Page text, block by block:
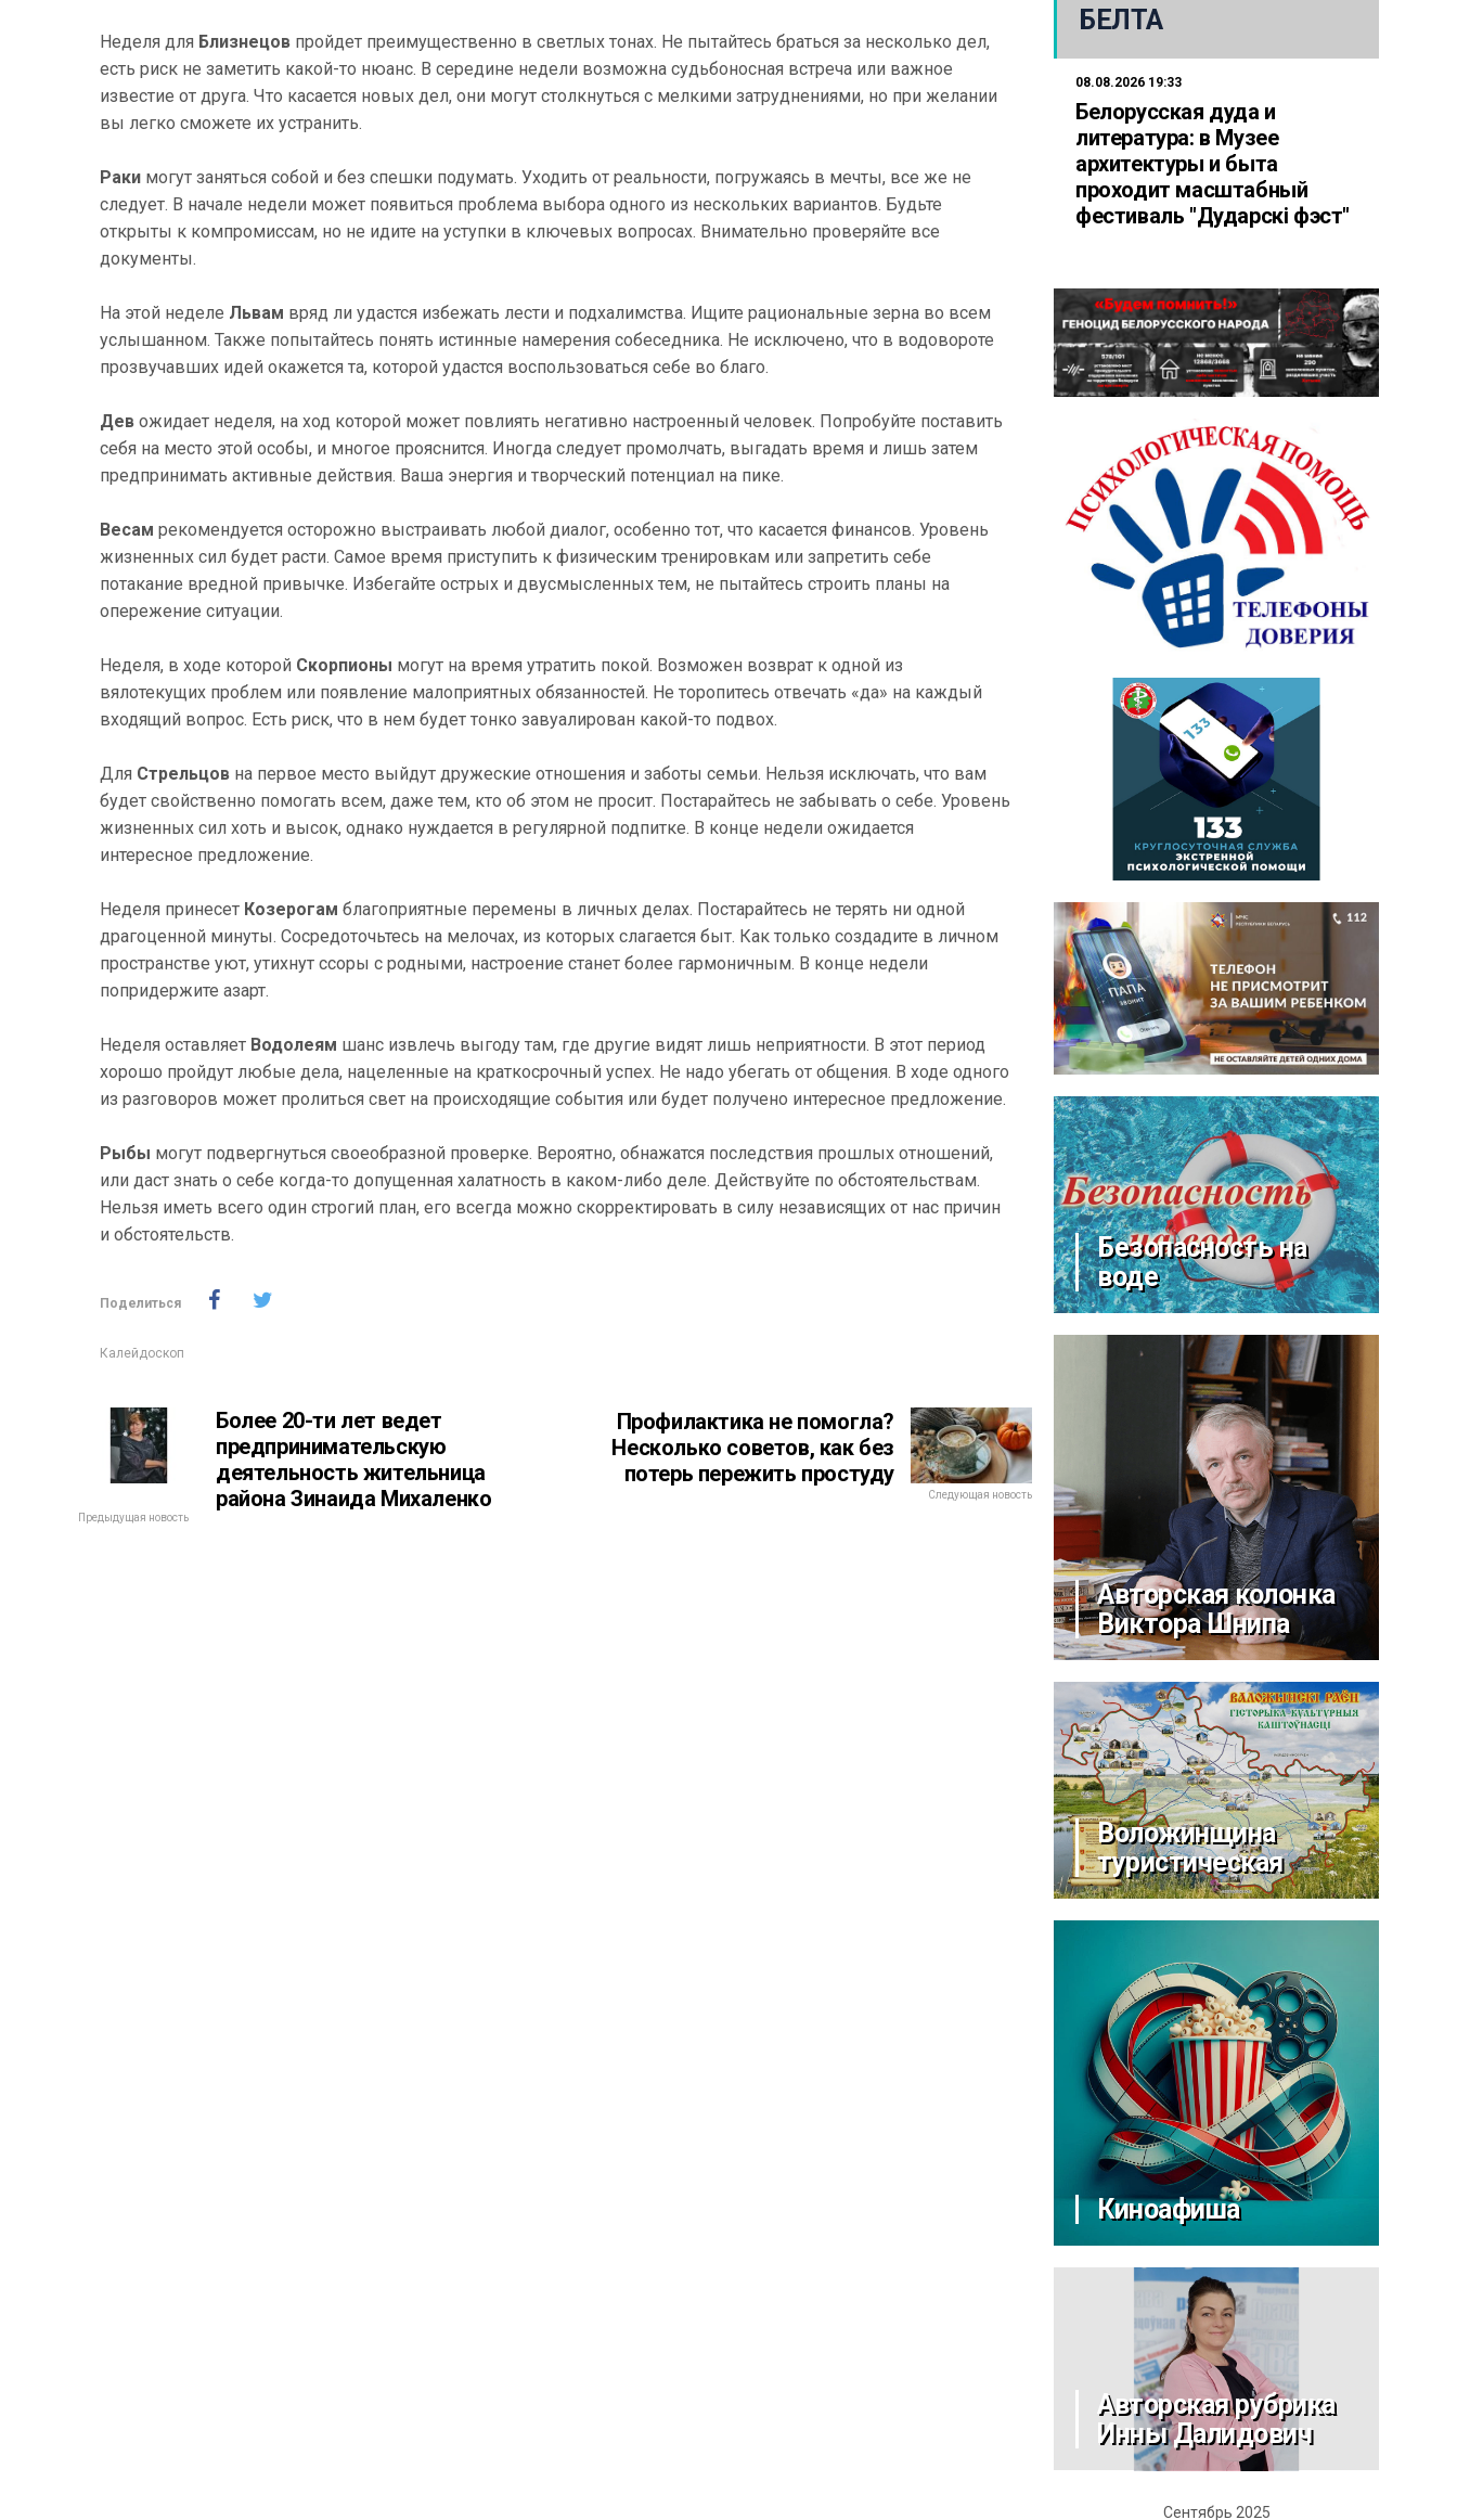
Неделя для Близнецов пройдет преимущественно в светлых тонах. Не пытайтесь браться за несколько дел,
есть риск не заметить какой-то нюанс. В середине недели возможна судьбоносная встреча или важное
известие от друга. Что касается новых дел, они могут столкнуться с мелкими затруднениями, но при желании
вы легко сможете их устранить.
Раки могут заняться собой и без спешки подумать. Уходить от реальности, погружаясь в мечты, все же не
следует. В начале недели может появиться проблема выбора одного из нескольких вариантов. Будьте
открыты к компромиссам, но не идите на уступки в ключевых вопросах. Внимательно проверяйте все
документы.
На этой неделе Львам вряд ли удастся избежать лести и подхалимства. Ищите рациональные зерна во всем
услышанном. Также попытайтесь понять истинные намерения собеседника. Не исключено, что в водовороте
прозвучавших идей окажется та, которой удастся воспользоваться себе во благо.
Дев ожидает неделя, на ход которой может повлиять негативно настроенный человек. Попробуйте поставить
себя на место этой особы, и многое прояснится. Иногда следует промолчать, выгадать время и лишь затем
предпринимать активные действия. Ваша энергия и творческий потенциал на пике.
Весам рекомендуется осторожно выстраивать любой диалог, особенно тот, что касается финансов. Уровень
жизненных сил будет расти. Самое время приступить к физическим тренировкам или запретить себе
потакание вредной привычке. Избегайте острых и двусмысленных тем, не пытайтесь строить планы на
опережение ситуации.
Неделя, в ходе которой Скорпионы могут на время утратить покой. Возможен возврат к одной из
вялотекущих проблем или появление малоприятных обязанностей. Не торопитесь отвечать «да» на каждый
входящий вопрос. Есть риск, что в нем будет тонко завуалирован какой-то подвох.
Для Стрельцов на первое место выйдут дружеские отношения и заботы семьи. Нельзя исключать, что вам
будет свойственно помогать всем, даже тем, кто об этом не просит. Постарайтесь не забывать о себе. Уровень
жизненных сил хоть и высок, однако нуждается в регулярной подпитке. В конце недели ожидается
интересное предложение.
Неделя принесет Козерогам благоприятные перемены в личных делах. Постарайтесь не терять ни одной
драгоценной минуты. Сосредоточьтесь на мелочах, из которых слагается быт. Как только создадите в личном
пространстве уют, утихнут ссоры с родными, настроение станет более гармоничным. В конце недели
попридержите азарт.
Неделя оставляет Водолеям шанс извлечь выгоду там, где другие видят лишь неприятности. В этот период
хорошо пройдут любые дела, нацеленные на краткосрочный успех. Не надо убегать от общения. В ходе одного
из разговоров может пролиться свет на происходящие события или будет получено интересное предложение.
Рыбы могут подвергнуться своеобразной проверке. Вероятно, обнажатся последствия прошлых отношений,
или даст знать о себе когда-то допущенная халатность в каком-либо деле. Действуйте по обстоятельствам.
Нельзя иметь всего один строгий план, его всегда можно скорректировать в силу независящих от нас причин
и обстоятельств.
Поделиться
Калейдоскоп
Более 20-ти лет ведет
предпринимательскую
деятельность жительница
района Зинаида Михаленко
Предыдущая новость
Профилактика не помогла?
Несколько советов, как без
потерь пережить простуду
Следующая новость
БЕЛТА
08.08.2026 19:33
Белорусская дуда и
литература: в Музее
архитектуры и быта
проходит масштабный
фестиваль "Дударскі фэст"
Безопасность на
воде
Авторская колонка
Виктора Шнипа
Воложинщина
туристическая
Киноафиша
Авторская рубрика
Инны Далидович
Сентябрь 2025